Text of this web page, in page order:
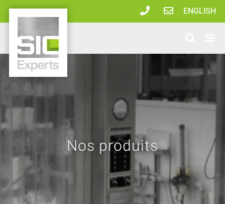
Passer
au
contenu
ENGLISH
Nos produits